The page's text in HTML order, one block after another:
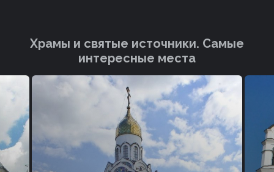
Храмы и святые источники. Cамые
интересные места